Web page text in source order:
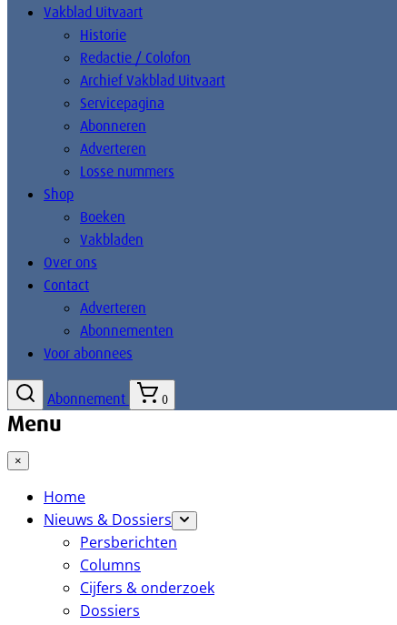
Vakblad Uitvaart
Historie
Redactie / Colofon
Archief Vakblad Uitvaart
Servicepagina
Abonneren
Adverteren
Losse nummers
Shop
Boeken
Vakbladen
Over ons
Contact
Adverteren
Abonnementen
Voor abonnees
Abonnement 0
Menu
×
Home
Nieuws & Dossiers
Persberichten
Columns
Cijfers & onderzoek
Dossiers